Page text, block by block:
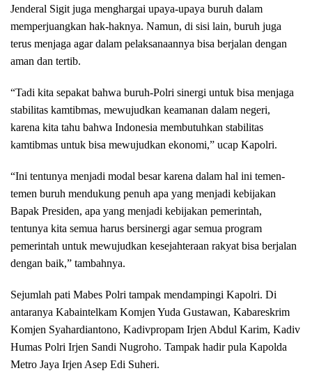
Jenderal Sigit juga menghargai upaya-upaya buruh dalam
memperjuangkan hak-haknya. Namun, di sisi lain, buruh juga
terus menjaga agar dalam pelaksanaannya bisa berjalan dengan
aman dan tertib.
“Tadi kita sepakat bahwa buruh-Polri sinergi untuk bisa menjaga
stabilitas kamtibmas, mewujudkan keamanan dalam negeri,
karena kita tahu bahwa Indonesia membutuhkan stabilitas
kamtibmas untuk bisa mewujudkan ekonomi,” ucap Kapolri.
“Ini tentunya menjadi modal besar karena dalam hal ini temen-
temen buruh mendukung penuh apa yang menjadi kebijakan
Bapak Presiden, apa yang menjadi kebijakan pemerintah,
tentunya kita semua harus bersinergi agar semua program
pemerintah untuk mewujudkan kesejahteraan rakyat bisa berjalan
dengan baik,” tambahnya.
Sejumlah pati Mabes Polri tampak mendampingi Kapolri. Di
antaranya Kabaintelkam Komjen Yuda Gustawan, Kabareskrim
Komjen Syahardiantono, Kadivpropam Irjen Abdul Karim, Kadiv
Humas Polri Irjen Sandi Nugroho. Tampak hadir pula Kapolda
Metro Jaya Irjen Asep Edi Suheri.